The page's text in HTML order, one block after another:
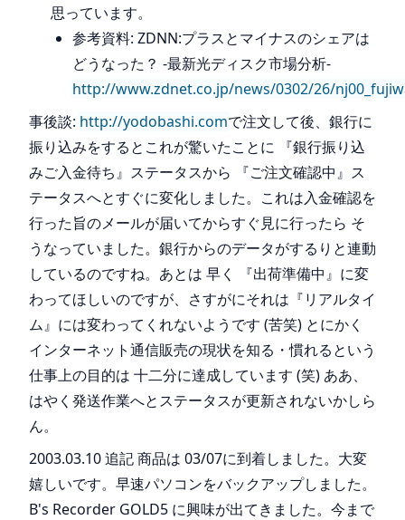
思っています。
参考資料: ZDNN:プラスとマイナスのシェアは
どうなった？ -最新光ディスク市場分析-
http://www.zdnet.co.jp/news/0302/26/
事後談: http://yodobashi.comで注文して後、銀行に
振り込みをするとこれが驚いたことに 『銀行振り込
みご入金待ち』ステータスから 『ご注文確認中』ス
テータスへとすぐに変化しました。これは入金確認を
行った旨のメールが届いてからすぐ見に行ったら そ
うなっていました。銀行からのデータがするりと連動
しているのですね。あとは 早く 『出荷準備中』に変
わってほしいのですが、さすがにそれは『リアルタイ
ム』には変わってくれないようです (苦笑) とにかく
インターネット通信販売の現状を知る・慣れるという
仕事上の目的は 十二分に達成しています (笑) ああ、
はやく発送作業へとステータスが更新されないかしら
ん。
2003.03.10 追記 商品は 03/07に到着しました。大変
嬉しいです。早速パソコンをバックアップしました。
B's Recorder GOLD5 に興味が出てきました。今まで